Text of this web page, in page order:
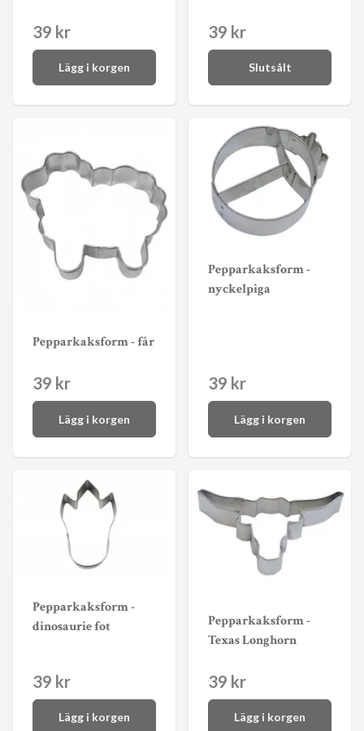
39 kr
Lägg i korgen
39 kr
Slutsålt
Pepparkaksform - får
39 kr
Lägg i korgen
Pepparkaksform -
nyckelpiga
39 kr
Lägg i korgen
Pepparkaksform -
dinosaurie fot
39 kr
Lägg i korgen
Pepparkaksform -
Texas Longhorn
39 kr
Lägg i korgen